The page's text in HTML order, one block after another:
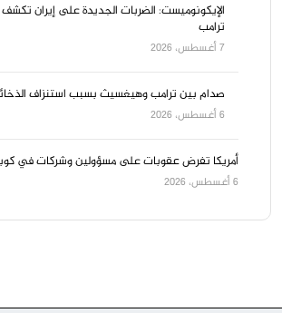
الإيكونوميست: الضربات الجديدة على إيران
ترامب
7 أغسطس، 2026
صدام بين ترامب وهيغسيث بسبب استنزاف
6 أغسطس، 2026
أمريكا تفرض عقوبات على مسؤولين وشركات في
6 أغسطس، 2026